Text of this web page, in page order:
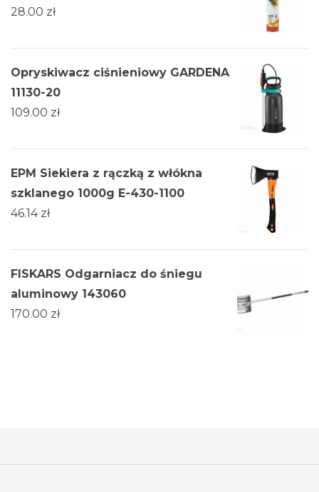
28.00 zł
Opryskiwacz ciśnieniowy GARDENA
11130-20
109.00 zł
EPM Siekiera z rączką z włókna
szklanego 1000g E-430-1100
46.14 zł
FISKARS Odgarniacz do śniegu
aluminowy 143060
170.00 zł